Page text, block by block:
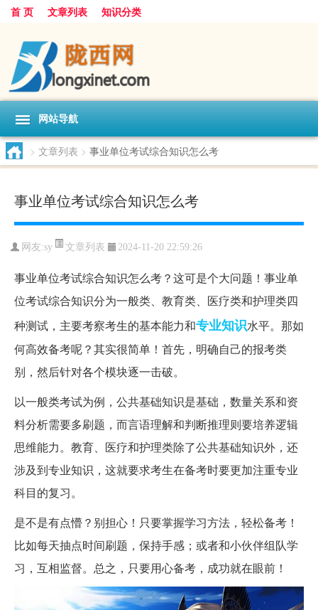
首 页 文章列表 知识分类
网站导航
> 文章列表 > 事业单位考试综合知识怎么考
事业单位考试综合知识怎么考
网友:sy 文章列表 2024-11-20 22:59:26
事业单位考试综合知识怎么考？这可是个大问题！事业单
位考试综合知识分为一般类、教育类、医疗类和护理类四
种测试，主要考察考生的基本能力和专业知识水平。那如
何高效备考呢？其实很简单！首先，明确自己的报考类
别，然后针对各个模块逐一击破。
以一般类考试为例，公共基础知识是基础，数量关系和资
料分析需要多刷题，而言语理解和判断推理则要培养逻辑
思维能力。教育、医疗和护理类除了公共基础知识外，还
涉及到专业知识，这就要求考生在备考时要更加注重专业
科目的复习。
是不是有点懵？别担心！只要掌握学习方法，轻松备考！
比如每天抽点时间刷题，保持手感；或者和小伙伴组队学
习，互相监督。总之，只要用心备考，成功就在眼前！